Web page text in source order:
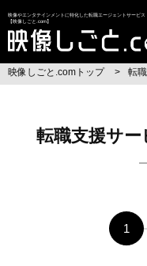
映像やエンタテインメントに特化した転職エージェントサービス
【映像しごと.com】
映像しごと.comトップ 転
転職支援サー
1